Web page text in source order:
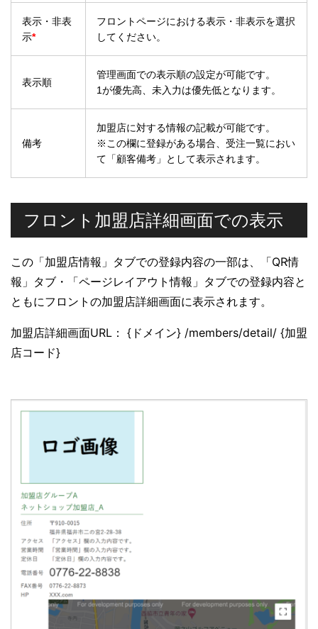
表示・非表
示*
フロントページにおける表示・非表示を選択
してください。
表示順
管理画面での表示順の設定が可能です。
1が優先高、未入力は優先低となります。
備考
加盟店に対する情報の記載が可能です。
※この欄に登録がある場合、受注一覧におい
て「顧客備考」として表示されます。
フロント加盟店詳細画面での表示
この「加盟店情報」タブでの登録内容の一部は、「QR情
報」タブ・「ページレイアウト情報」タブでの登録内容と
ともにフロントの加盟店詳細画面に表示されます。
加盟店詳細画面URL： {ドメイン} /members/detail/ {加盟
店コード}